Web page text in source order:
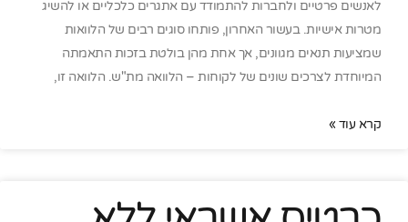
לאנשים פרטיים ולחברות להתמודד עם אתגרים כלכליים או להשיג
מטרות אישיות. בעשור האחרון, פותחו סוגים רבים של הלוואות
שמציעות תנאים מגוונים, אך אחת מהן בולטת בזכות התאמתה
המיוחדת לצרכים שונים של לקוחות – הלוואה מת"ש. הלוואה זו,
קרא עוד »